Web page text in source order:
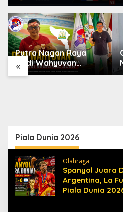
«
Putra Nagan Raya
Dedi Wahyuvan
Ditunjuk sebagai
Piala Dunia 2026
Olahraga
Spanyol Juara
Argentina, La
Piala Dunia